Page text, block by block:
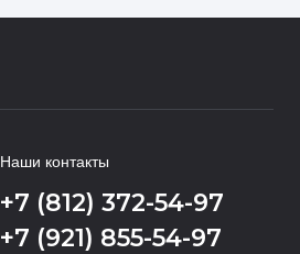
Наши контакты
+7 (812) 372-54-97
+7 (921) 855-54-97